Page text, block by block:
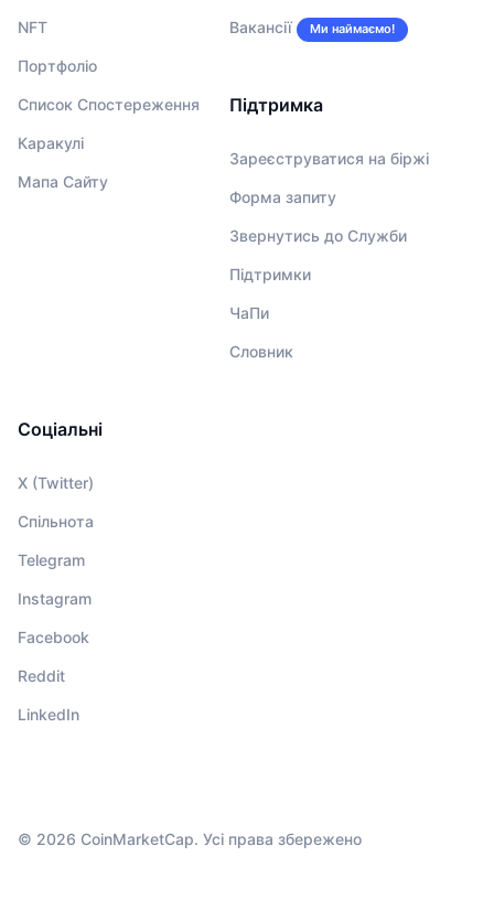
NFT
Портфоліо
Список Спостереження
Каракулі
Мапа Сайту
Вакансії Ми наймаємо!
Підтримка
Зареєструватися на біржі
Форма запиту
Звернутись до Служби
Підтримки
ЧаПи
Словник
Соціальні
X (Twitter)
Спільнота
Telegram
Instagram
Facebook
Reddit
LinkedIn
© 2026 CoinMarketCap. Усі права збережено